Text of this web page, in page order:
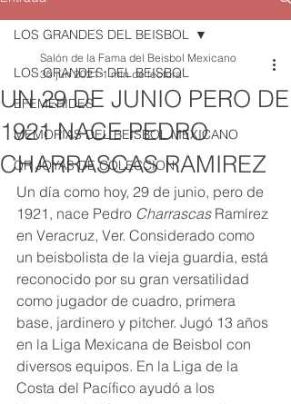
LOS GRANDES DEL BEISBOL
EFEMERIDES
MEMORIAS DEL BEISBOL MEXICANO
QR JOYAS DE COLECCION
LOS GRANDES DEL BEISBOL
UN 29 DE JUNIO PERO DE
1921 NACE PEDRO
CHARRASCAS RAMIREZ
Salón de la Fama del Beisbol Mexicano
30 jun 2021 1 min de lectura
Un día como hoy, 29 de junio, pero de
1921, nace Pedro Charrascas Ramírez
en Veracruz, Ver. Considerado como
un beisbolista de la vieja guardia, está
reconocido por su gran versatilidad
como jugador de cuadro, primera
base, jardinero y pitcher. Jugó 13 años
en la Liga Mexicana de Beisbol con
diversos equipos. En la Liga de la
Costa del Pacífico ayudó a los